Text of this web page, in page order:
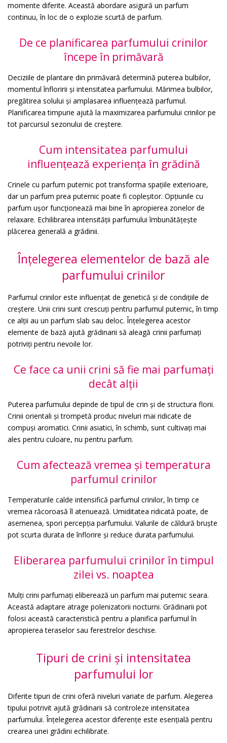
momente diferite. Această abordare asigură un parfum
continuu, în loc de o explozie scurtă de parfum.
De ce planificarea parfumului crinilor
începe în primăvară
Deciziile de plantare din primăvară determină puterea bulbilor,
momentul înfloririi și intensitatea parfumului. Mărimea bulbilor,
pregătirea solului și amplasarea influențează parfumul.
Planificarea timpurie ajută la maximizarea parfumului crinilor pe
tot parcursul sezonului de creștere.
Cum intensitatea parfumului
influențează experiența în grădină
Crinele cu parfum puternic pot transforma spațiile exterioare,
dar un parfum prea puternic poate fi copleșitor. Opțiunile cu
parfum ușor funcționează mai bine în apropierea zonelor de
relaxare. Echilibrarea intensității parfumului îmbunătățește
plăcerea generală a grădinii.
Înțelegerea elementelor de bază ale
parfumului crinilor
Parfumul crinilor este influențat de genetică și de condițiile de
creștere. Unii crini sunt crescuți pentru parfumul puternic, în timp
ce alții au un parfum slab sau deloc. Înțelegerea acestor
elemente de bază ajută grădinarii să aleagă crinii parfumați
potriviți pentru nevoile lor.
Ce face ca unii crini să fie mai parfumați
decât alții
Puterea parfumului depinde de tipul de crin și de structura florii.
Crinii orientali și trompetă produc niveluri mai ridicate de
compuși aromatici. Crinii asiatici, în schimb, sunt cultivați mai
ales pentru culoare, nu pentru parfum.
Cum afectează vremea și temperatura
parfumul crinilor
Temperaturile calde intensifică parfumul crinilor, în timp ce
vremea răcoroasă îl atenuează. Umiditatea ridicată poate, de
asemenea, spori percepția parfumului. Valurile de căldură bruște
pot scurta durata de înflorire și reduce durata parfumului.
Eliberarea parfumului crinilor în timpul
zilei vs. noaptea
Mulți crini parfumați eliberează un parfum mai puternic seara.
Această adaptare atrage polenizatorii nocturni. Grădinarii pot
folosi această caracteristică pentru a planifica parfumul în
apropierea teraselor sau ferestrelor deschise.
Tipuri de crini și intensitatea
parfumului lor
Diferite tipuri de crini oferă niveluri variate de parfum. Alegerea
tipului potrivit ajută grădinarii să controleze intensitatea
parfumului. Înțelegerea acestor diferențe este esențială pentru
crearea unei grădini echilibrate.